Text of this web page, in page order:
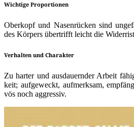
Wichtige Proportionen
Ober­kopf und Nasen­rü­cken sind
des Kör­pers über­trifft leicht die
Verhalten und Charakter
Zu har­ter und aus­dau­ern­der Arbeit
keit; auf­ge­weckt, auf­merk­sam,
vös noch aggressiv.